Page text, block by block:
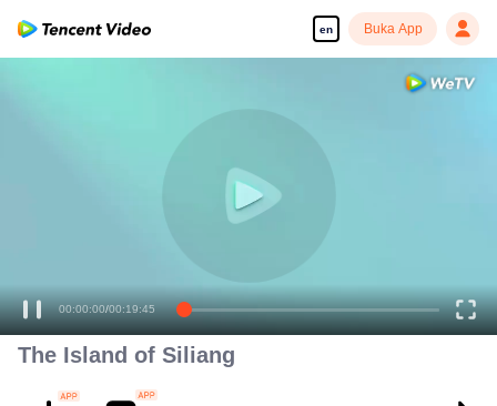
en Buka App
00:00:00/00:19:45
The Island of Siliang